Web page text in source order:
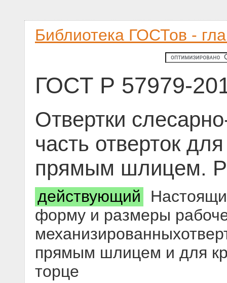
Библиотека ГОСТов -
ГОСТ Р 57979-
Отвертки
часть отверток
прямым шлицем.
действующий
форму и размеры
прямым шлицем и для
торце